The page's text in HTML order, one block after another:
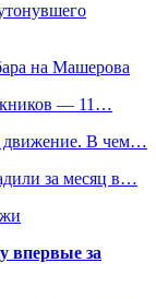
на Машерова
— 11…
движение. В чем…
за месяц в…
впервые за